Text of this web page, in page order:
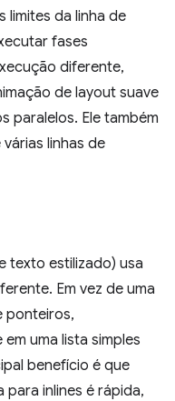
limites da linha de
fases
diferente,
de layout suave
paralelos. Ele também
linhas de
texto estilizado) usa
Em vez de uma
ponteiros,
uma lista simples
benefício é que
inlines é rápida,